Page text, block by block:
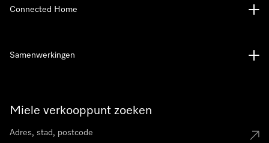
Miele verkooppunt zoeken
Connected Home
Samenwerkingen